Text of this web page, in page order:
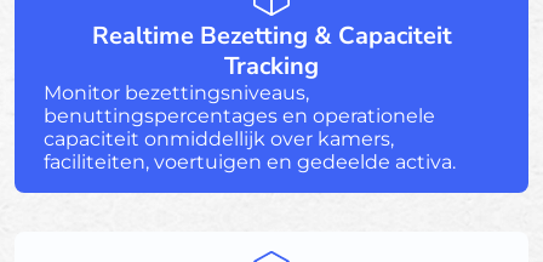
Realtime Bezetting & Capaciteit
Tracking
Monitor bezettingsniveaus,
benuttingspercentages en operationele
capaciteit onmiddellijk over kamers,
faciliteiten, voertuigen en gedeelde activa.